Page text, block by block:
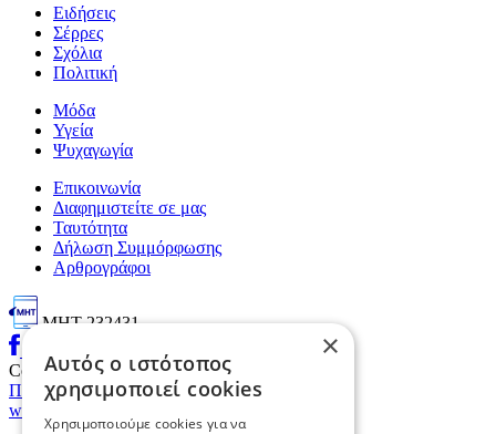
Ειδήσεις
Σέρρες
Σχόλια
Πολιτική
Μόδα
Υγεία
Ψυχαγωγία
Επικοινωνία
Διαφημιστείτε σε μας
Ταυτότητα
Δήλωση Συμμόρφωσης
Αρθρογράφοι
ΜΗΤ 232431
Copyright © 2026 evimaserres.gr
Πολιτική ΑπορρήτουΌροι Χρήσης
with
×
Αυτός ο ιστότοπος
χρησιμοποιεί cookies
Χρησιμοποιούμε cookies για να